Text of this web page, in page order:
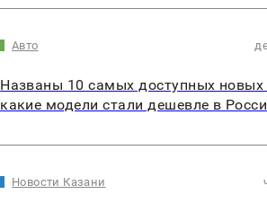
Авто
Названы 10 самых доступных
какие модели стали дешевле в
Новости Казани